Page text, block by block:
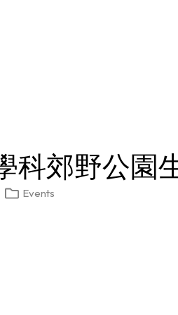
科郊野公園
Events